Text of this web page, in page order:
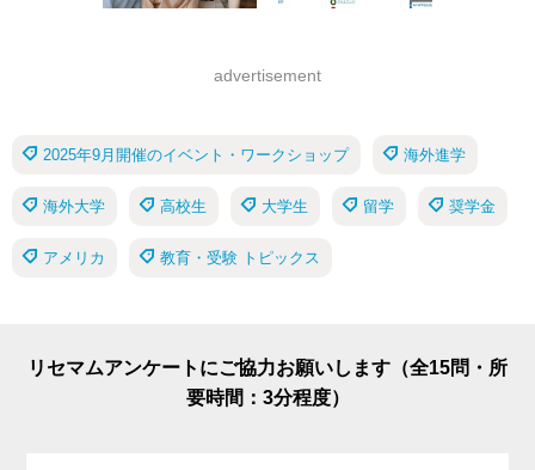
advertisement
2025年9月開催のイベント・ワークショップ 海外進学
海外大学 高校生 大学生 留学 奨学金
アメリカ 教育・受験 トピックス
リセマムアンケートにご協力お願いします（全15問・所
要時間：3分程度）